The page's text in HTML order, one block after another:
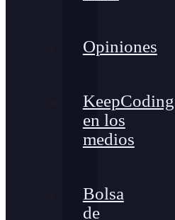
Opiniones
KeepCoding
en los
medios
Bolsa
de